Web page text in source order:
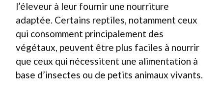
l’éleveur à leur fournir une nourriture
adaptée. Certains reptiles, notamment ceux
qui consomment principalement des
végétaux, peuvent être plus faciles à nourrir
que ceux qui nécessitent une alimentation à
base d’insectes ou de petits animaux vivants.